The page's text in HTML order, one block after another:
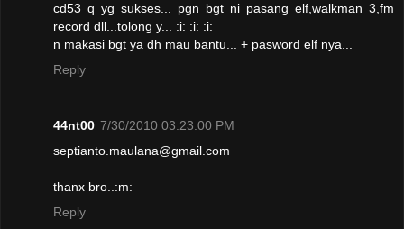
cd53 q yg sukses... pgn bgt ni pasang elf,walkman 3,fm
record dll...tolong y... :i: :i: :i:
n makasi bgt ya dh mau bantu... + pasword elf nya...
Reply
44nt00 7/30/2010 03:23:00 PM
septianto.maulana@gmail.com
thanx bro..:m:
Reply